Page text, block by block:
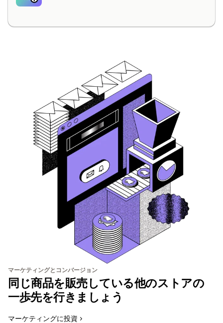
マーケティングとコンバージョン
同じ商品を販売している他のストアの
一歩先を行きましょう
マーケティングに投資